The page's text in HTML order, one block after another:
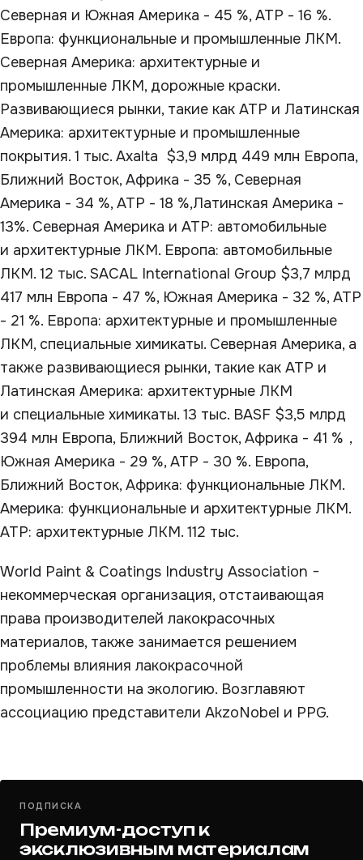
Северная и Южная Америка - 45 %, АТР - 16 %.
Европа: функциональные и промышленные ЛКМ.
Северная Америка: архитектурные и
промышленные ЛКМ, дорожные краски.
Развивающиеся рынки, такие как АТР и Латинская
Америка: архитектурные и промышленные
покрытия. 1 тыс. Axalta $3,9 млрд 449 млн Европа,
Ближний Восток, Африка - 35 %, Северная
Америка - 34 %, АТР - 18 %,Латинская Америка -
13%. Северная Америка и АТР: автомобильные
и архитектурные ЛКМ. Европа: автомобильные
ЛКМ. 12 тыс. SACAL International Group $3,7 млрд
417 млн Европа - 47 %, Южная Америка - 32 %, АТР
- 21 %. Европа: архитектурные и промышленные
ЛКМ, специальные химикаты. Северная Америка, а
также развивающиеся рынки, такие как АТР и
Латинская Америка: архитектурные ЛКМ
и специальные химикаты. 13 тыс. BASF $3,5 млрд
394 млн Европа, Ближний Восток, Африка - 41 %，
Южная Америка - 29 %, АТР - 30 %. Европа,
Ближний Восток, Африка: функциональные ЛКМ.
Америка: функциональные и архитектурные ЛКМ.
АТР: архитектурные ЛКМ. 112 тыс.
World Paint & Coatings Industry Association −
некоммерческая организация, отстаивающая
права производителей лакокрасочных
материалов, также занимается решением
проблемы влияния лакокрасочной
промышленности на экологию. Возглавяют
ассоциацию представители AkzoNobel и PPG.
ПОДПИСКА
Премиум-доступ к
эксклюзивным материалам